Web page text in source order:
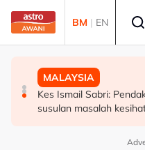
Skip to main content
BM | EN
BISNES
Bursa Malaysia dibuka
semalaman Wall Street
MALAYSIA
Bekas Ketua Hakim
meninggal dunia pada
MALAYSIA
Kes Ismail Sabri:
susulan masalah